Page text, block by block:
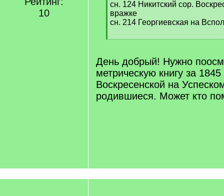
10
сн. 124 Никитский сор.
вражке
сн. 214 Георгиевская на
[
q
]
День добрый! Нужно
метрическую книгу за
Воскресенской на
родившиеся. Может кто